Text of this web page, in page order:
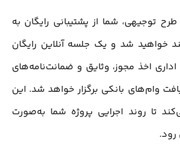
توجیهی، شما از پشتیبانی رایگان به
خواهید شد و یک جلسه آنلاین رایگان
اخذ مجوز، وثایق و ضمانت‌نامه‌های
وام‌های بانکی برگزار خواهد شد. این
تا روند اجرایی پروژه شما به‌صورت